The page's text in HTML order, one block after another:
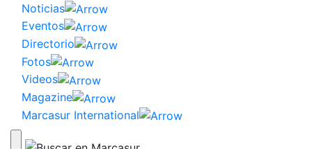
Noticias
Eventos
Directorio
Fotos
Videos
Magazine
Marcasur International